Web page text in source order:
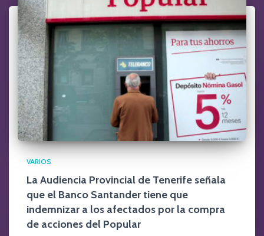
VARIOS
La Audiencia Provincial de Tenerife señala
que el Banco Santander tiene que
indemnizar a los afectados por la compra
de acciones del Popular